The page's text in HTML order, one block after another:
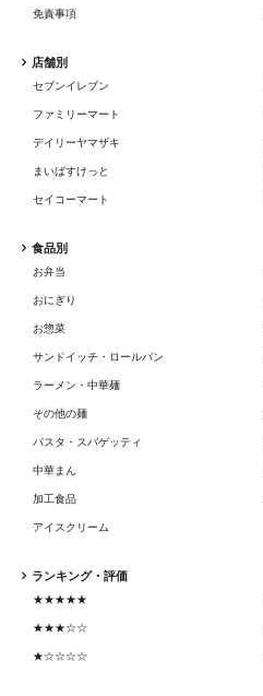
免責事項
店舗別
セブンイレブン
ファミリーマート
デイリーヤマザキ
まいばすけっと
セイコーマート
食品別
お弁当
おにぎり
お惣菜
サンドイッチ・ロールパン
ラーメン・中華麺
その他の麺
パスタ・スパゲッティ
中華まん
加工食品
アイスクリーム
ランキング・評価
★★★★★
★★★☆☆
★☆☆☆☆